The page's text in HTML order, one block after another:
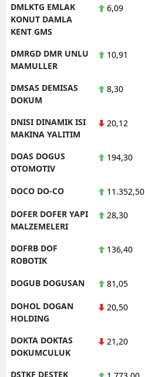
DMLKTG EMLAK
KONUT DAMLA
KENT GMS
6,09
DMRGD DMR UNLU
MAMULLER
10,91
DMSAS DEMISAS
DOKUM
8,30
DNISI DINAMIK ISI
MAKINA YALITIM
20,12
DOAS DOGUS
OTOMOTIV
194,30
DOCO DO-CO 11.352,50
DOFER DOFER YAPI
MALZEMELERI
28,30
DOFRB DOF
ROBOTIK
136,40
DOGUB DOGUSAN 81,05
DOHOL DOGAN
HOLDING
20,50
DOKTA DOKTAS
DOKUMCULUK
21,20
DSTKF DESTEK